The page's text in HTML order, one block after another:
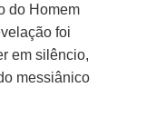
do Homem
foi
em silêncio,
messiânico